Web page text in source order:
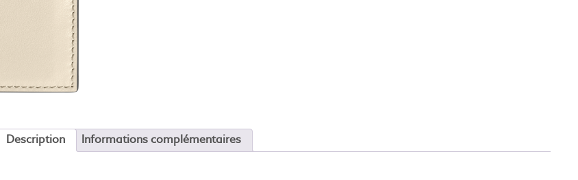
Description Informations complémentaires